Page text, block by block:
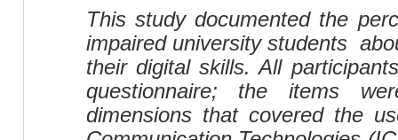
This study documented the
impaired university students
their digital skills. All
questionnaire; the items
dimensions that covered the